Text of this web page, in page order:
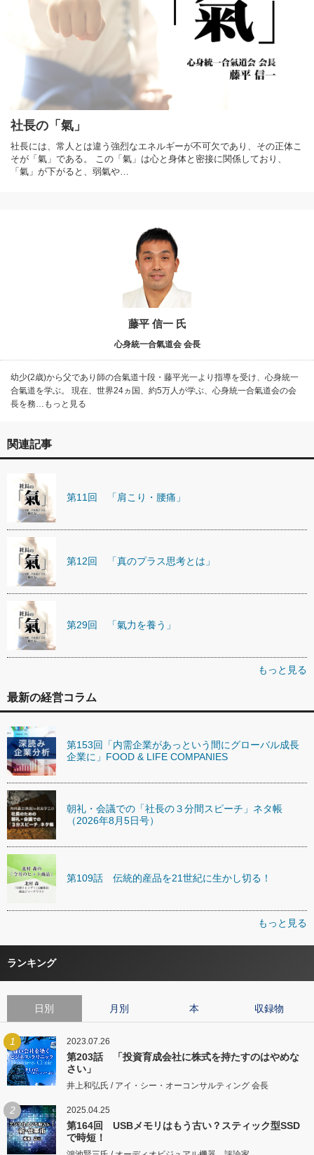
社長の「氣」
社長には、常人とは違う強烈なエネルギーが不可欠であり、その正体こ
そが「氣」である。 この「氣」は心と身体と密接に関係しており、
「氣」が下がると、弱氣や…
藤平 信一 氏
心身統一合氣道会 会長
幼少(2歳)から父であり師の合氣道十段・藤平光一より指導を受け、心身統一
合氣道を学ぶ。 現在、世界24ヵ国、約5万人が学ぶ、心身統一合氣道会の会
長を務…もっと見る
関連記事
第11回 「肩こり・腰痛」
第12回 「真のプラス思考とは」
第29回 「氣力を養う」
もっと見る
最新の経営コラム
第153回「内需企業があっという間にグローバル成長
企業に」FOOD & LIFE COMPANIES
朝礼・会議での「社長の３分間スピーチ」ネタ帳
（2026年8月5日号）
第109話 伝統的産品を21世紀に生かし切る！
もっと見る
ランキング
日別 月別 本 収録物
1 2023.07.26
第203話 「投資育成会社に株式を持たすのはやめな
さい」
井上和弘氏 / アイ・シー・オーコンサルティング 会長
2 2025.04.25
第164回 USBメモリはもう古い？スティック型SSD
で時短！